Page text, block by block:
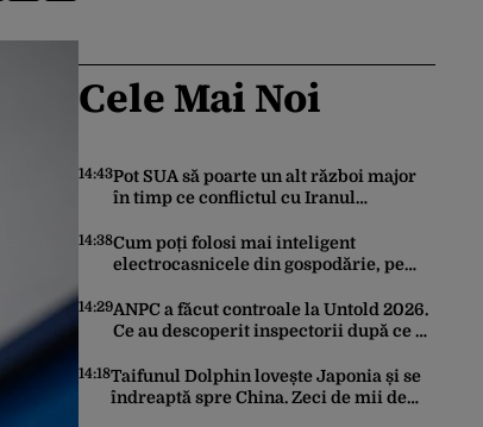
Cele Mai Noi
14:43Pot SUA să poarte un alt război major
în timp ce conflictul cu Iranul
THAAD și Tomahawk?
14:38Cum poți folosi mai inteligent
electrocasnicele din gospodărie, pe
prelungi durata de viață
14:29ANPC a făcut controale la Untold 2026.
Ce au descoperit inspectorii după ce au
14:18Taifunul Dolphin lovește Japonia și se
îndreaptă spre China. Zeci de mii de